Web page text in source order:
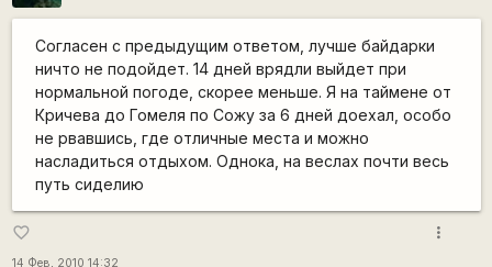
Согласен с предыдущим ответом, лучше байдарки
ничто не подойдет. 14 дней врядли выйдет при
нормальной погоде, скорее меньше. Я на таймене от
Кричева до Гомеля по Сожу за 6 дней доехал, особо
не рвавшись, где отличные места и можно
насладиться отдыхом. Однока, на веслах почти весь
путь сиделию
favorite_border
14 Фев, 2010 14:32
more_vert